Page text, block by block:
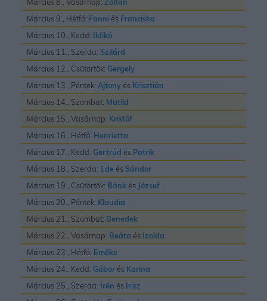
Március 9., Hétfő: Fanni és Franciska
Március 10., Kedd: Ildikó
Március 11., Szerda: Szilárd
Március 12., Csütörtök: Gergely
Március 13., Péntek: Ajtony és Krisztián
Március 14., Szombat: Matild
Március 15., Vasárnap: Kristóf
Március 16., Hétfő: Henrietta
Március 17., Kedd: Gertrúd és Patrik
Március 18., Szerda: Ede és Sándor
Március 19., Csütörtök: Bánk és József
Március 20., Péntek: Klaudia
Március 21., Szombat: Benedek
Március 22., Vasárnap: Beáta és Izolda
Március 23., Hétfő: Emõke
Március 24., Kedd: Gábor és Karina
Március 25., Szerda: Irén és Irisz